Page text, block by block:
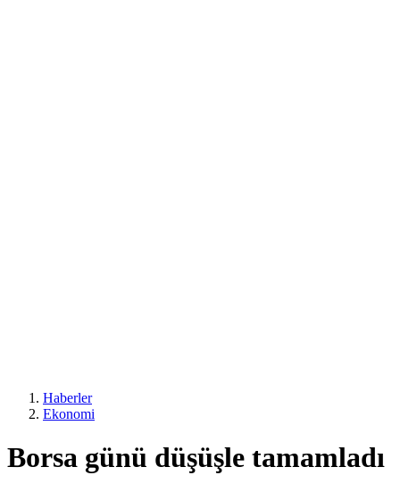
Haberler
Ekonomi
Borsa günü düşüşle tamamladı